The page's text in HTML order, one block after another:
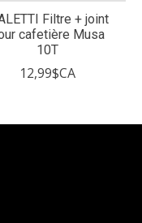
Filtre + joint
cafetière Musa
10T
12,99$CA